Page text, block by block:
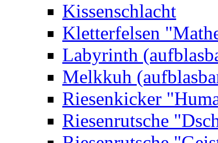
Kissenschlacht
Kletterfelsen
Labyrinth
Melkkuh
Riesenkicker
Riesenrutsche